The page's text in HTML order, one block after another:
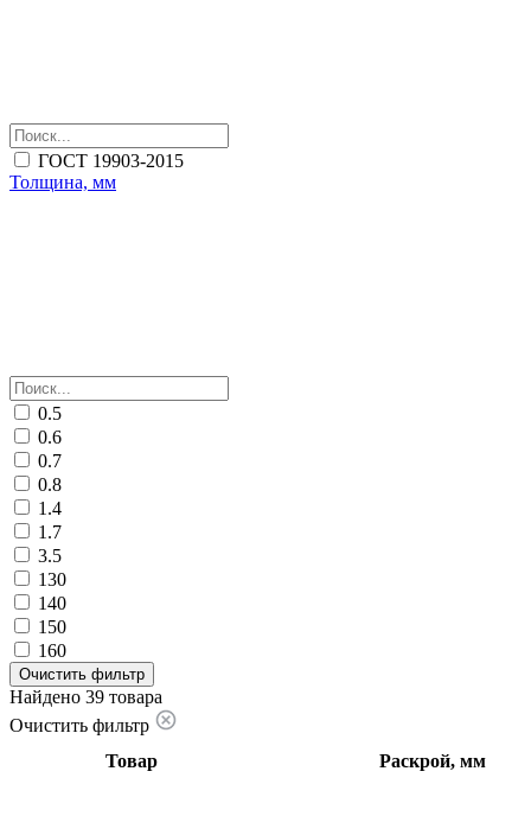
ГОСТ 19903-2015
Толщина, мм
0.5
0.6
0.7
0.8
1.4
1.7
3.5
130
140
150
160
Очистить фильтр
Найдено 39 товара
Очистить фильтр
Товар
Раскрой, мм